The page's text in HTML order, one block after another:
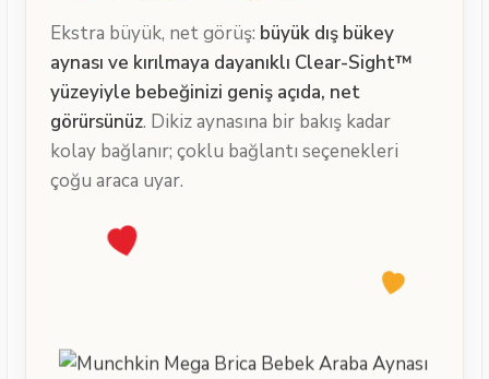
Ekstra büyük, net görüş: büyük dış bükey
aynası ve kırılmaya dayanıklı Clear-Sight™
yüzeyiyle bebeğinizi geniş açıda, net
görürsünüz. Dikiz aynasına bir bakış kadar
kolay bağlanır; çoklu bağlantı seçenekleri
çoğu araca uyar.